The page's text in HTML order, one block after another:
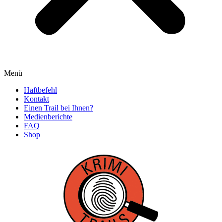
Menü
Haftbefehl
Kontakt
Einen Trail bei Ihnen?
Medienberichte
FAQ
Shop